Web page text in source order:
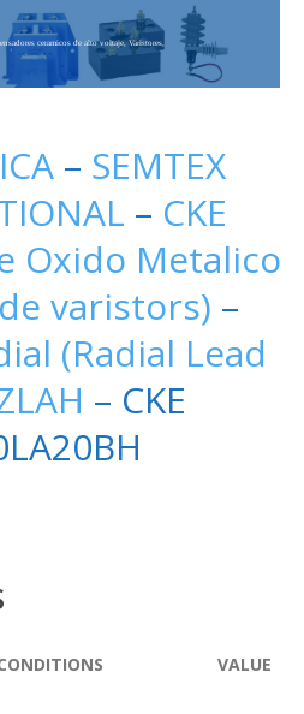
ceramicos de alto voltaje, Varistores,
– SEMTEX
– CKE
Oxido Metalico
varistors) –
(Radial Lead
– CKE
VALUE